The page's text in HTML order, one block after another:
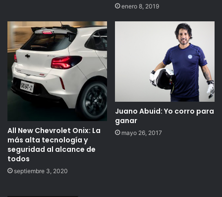
enero 8, 2019
All New Chevrolet Onix: La
más alta tecnología y
seguridad al alcance de
todos
septiembre 3, 2020
Juano Abuid: Yo corro para
ganar
mayo 26, 2017